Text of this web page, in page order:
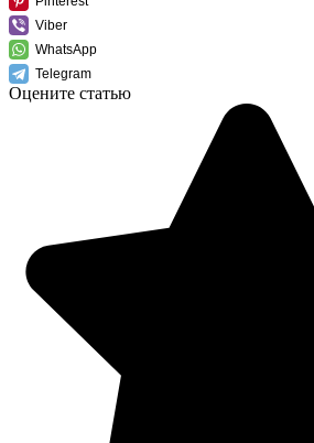
Viber
WhatsApp
Telegram
Оцените статью